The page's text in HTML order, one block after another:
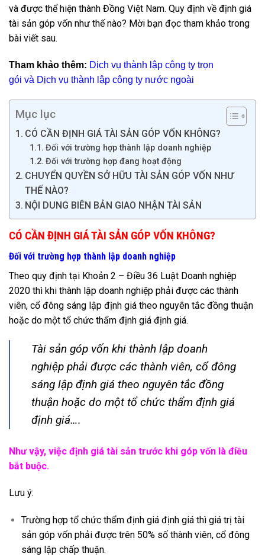
và được thể hiện thành Đồng Việt Nam. Quy định về định giá
tài sản góp vốn như thế nào? Mời bạn đọc tham khảo trong
bài viết sau.
Tham khảo thêm: Dịch vụ thành lập công ty trọn
gói và Dịch vụ thành lập công ty nước ngoài
Mục lục
CÓ CẦN ĐỊNH GIÁ TÀI SẢN GÓP VỐN KHÔNG?
Đối với trường hợp thành lập doanh nghiệp
Đối với trường hợp đang hoạt động
CHUYỂN QUYỀN SỞ HỮU TÀI SẢN GÓP VỐN NHƯ
THẾ NÀO?
NỘI DUNG BIÊN BẢN GIAO NHẬN TÀI SẢN
CÓ CẦN ĐỊNH GIÁ TÀI SẢN GÓP VỐN KHÔNG?
Đối với trường hợp thành lập doanh nghiệp
Theo quy định tại Khoản 2 – Điều 36 Luật Doanh nghiệp
2020 thì khi thành lập doanh nghiệp phải được các thành
viên, cổ đông sáng lập định giá theo nguyên tắc đồng thuận
hoặc do một tổ chức thẩm định giá định giá.
Tài sản góp vốn khi thành lập doanh
nghiệp phải được các thành viên, cổ đông
sáng lập định giá theo nguyên tắc đồng
thuận hoặc do một tổ chức thẩm định giá
định giá….
Như vậy, việc định giá tài sản trước khi góp vốn là điều
bắt buộc.
Lưu ý:
Trường hợp tổ chức thẩm định giá định giá thì giá trị tài
sản góp vốn phải được trên 50% số thành viên, cổ đông
sáng lập chấp thuận.